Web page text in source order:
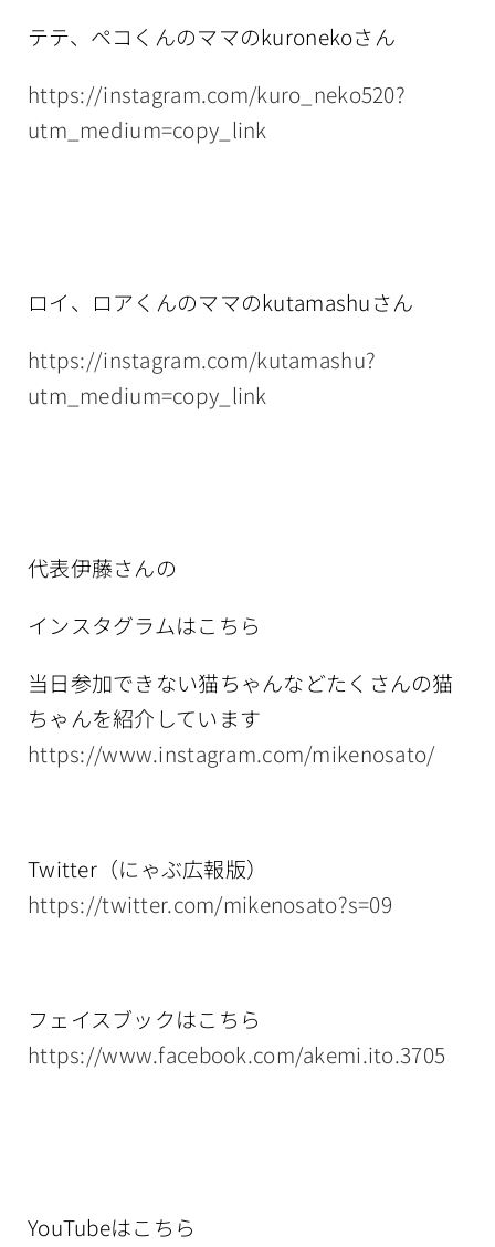
テテ、ペコくんのママのkuronekoさん
https://instagram.com/kuro_neko520?
utm_medium=copy_link
ロイ、ロアくんのママのkutamashuさん
https://instagram.com/kutamashu?
utm_medium=copy_link
代表伊藤さんの
インスタグラムはこちら
当日参加できない猫ちゃんなどたくさんの猫
ちゃんを紹介しています
https://www.instagram.com/mikenosato/
Twitter（にゃぶ広報版）
https://twitter.com/mikenosato?s=09
フェイスブックはこちら
https://www.facebook.com/akemi.ito.3705
YouTubeはこちら